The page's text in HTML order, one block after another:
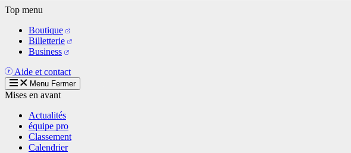
Aller
contenu
principal
Top menu
Boutique
Billetterie
Business
Aide et contact
Menu Fermer
Mises en avant
Actualités
équipe pro
Classement
Calendrier